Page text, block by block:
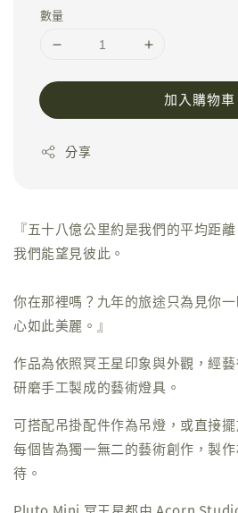
數量
加入購物車
分享
『五十八億公里約是我們的平均距
我們能望見彼此。
你在那裡嗎？九年的旅途只為見你
心如此美麗。』
作品為依照冥王星印象與外觀，經
研磨手工製成的藝術燈具。
可搭配吊掛配件作為吊燈，或直接擺
每個皆為獨一無二的藝術創作，製
待。